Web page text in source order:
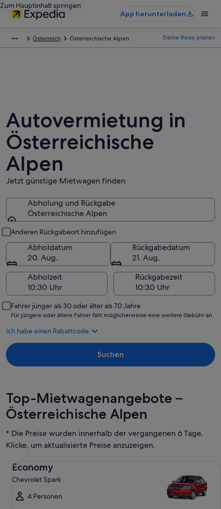
Zum Hauptinhalt springen
App herunterladen
Österreich Österreichische Alpen Deine Reise planen
Autovermietung in
Österreichische
Alpen
Jetzt günstige Mietwagen finden
Abholung und Rückgabe
Österreichische Alpen
Anderen Rückgabeort hinzufügen
Abholdatum
20. Aug.
Rückgabedatum
21. Aug.
Abholzeit
Rückgabezeit
Fahrer jünger als 30 oder älter als 70 Jahre
Für jüngere oder ältere Fahrer fällt möglicherweise eine weitere Gebühr an.
Ich habe einen Rabattcode
Suchen
Top-Mietwagenangebote –
Österreichische Alpen
* Die Preise wurden innerhalb der vergangenen 6 Tage.
Klicke, um aktualisierte Preise anzuzeigen.
Economy
Chevrolet Spark
4 Personen